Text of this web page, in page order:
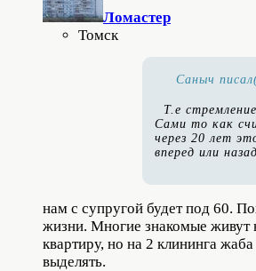
Ломастер
Томск
Саныч
Т.е
Сами то как
через 20 лет
вперед или
нам с супругой будет под 60.
жизни. Многие знакомые живут
квартиру, но на 2 клининга
выделять.